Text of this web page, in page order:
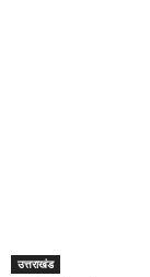
उत्तराखंड